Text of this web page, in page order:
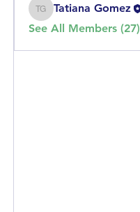
Tatiana Gomez
Tatiana Gomez
See All Members (27)